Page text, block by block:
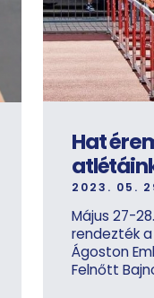
Hat
2023. 05.
Május 27-
rendezték a
Ágoston
Felnőtt